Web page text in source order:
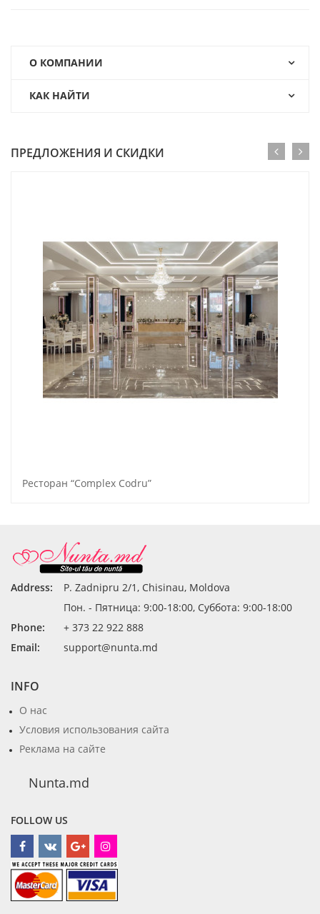
О КОМПАНИИ
КАК НАЙТИ
ПРЕДЛОЖЕНИЯ И СКИДКИ
Pесторан “Complex Codru”
Address:
P. Zadnipru 2/1, Chisinau, Moldova
Пон. - Пятница: 9:00-18:00, Суббота: 9:00-18:00
Phone:
+ 373 22 922 888
Email:
support@nunta.md
INFO
О нас
Условия использования сайта
Реклама на сайте
Nunta.md
FOLLOW US